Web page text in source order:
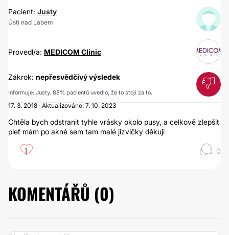
Pacient: Justy
Ústí nad Labem
Provedl/a: MEDICOM Clinic
Zákrok: nepřesvědčivý výsledek
Informuje: Justy. 88% pacientů uvedlo, že to stojí za to.
17. 3. 2018 · Aktualizováno: 7. 10. 2023
Chtěla bych odstranit tyhle vrásky okolo pusy, a celkově zlepšit
pleť mám po akné sem tam malé jizvičky děkuji
1 0
KOMENTÁŘŮ (0)